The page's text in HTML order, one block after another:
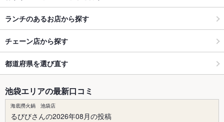
ランチのあるお店から探す
チェーン店から探す
都道府県を選び直す
池袋エリアの最新口コミ
海底撈火鍋 池袋店
るびびさんの2026年08月の投稿